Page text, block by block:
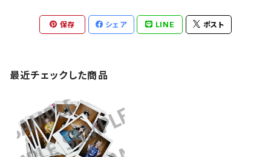
保存 シェア LINE ポスト
最近チェックした商品